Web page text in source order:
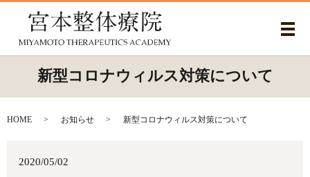
メ
新型コロナウィルス対策について
HOME お知らせ 新型コロナウィルス対策について
2020/05/02